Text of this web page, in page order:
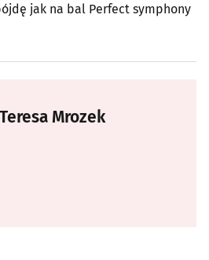
jak na bal Perfect symphony
Mrozek